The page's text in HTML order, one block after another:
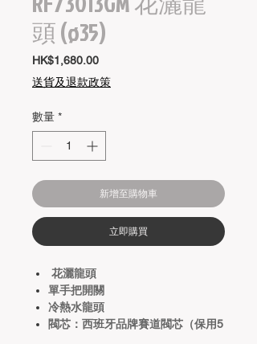
頭 (ø35)
HK$1,680.00價
格
送貨及退款政策
數量 *
新增至購物車
立即購買
花灑龍頭
單手把開關
冷熱水龍頭
閥芯：西班牙品牌賽道閥芯（保用5